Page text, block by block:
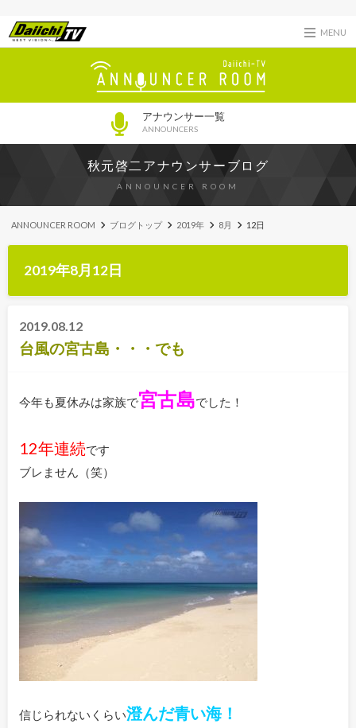
MENU
アナウンサー一覧
ANNOUNCERS
秋元啓二アナウンサーブログ
ANNOUNCER ROOM
ANNOUNCER ROOM ブログトップ 2019年 8月 12日
2019年8月12日
2019.08.12
台風の宮古島・・・でも
今年も夏休みは家族で宮古島でした！
12年連続です
ブレません（笑）
信じられないくらい澄んだ青い海！